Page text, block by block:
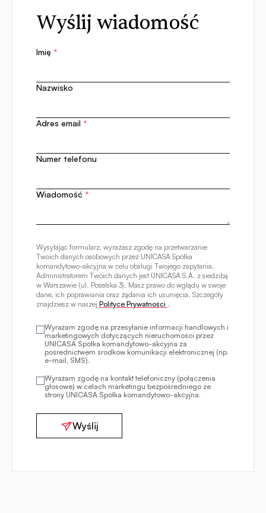
Wyślij wiadomość
Imię *
Nazwisko
Adres email *
Numer telefonu
Wiadomość *
Wysyłając formularz, wyrażasz zgodę na przetwarzanie
Twoich danych osobowych przez UNICASA Spółka
komandytowo-akcyjna w celu obsługi Twojego zapytania.
Administratorem Twoich danych jest UNICASA S.A. z siedzibą
w Warszawie (ul. Poselska 3). Masz prawo do wglądu w swoje
dane, ich poprawiania oraz żądania ich usunięcia. Szczegóły
znajdziesz w naszej Polityce Prywatności .
Wyrażam zgodę na przesyłanie informacji handlowych i
marketingowych dotyczących nieruchomości przez
UNICASA Spółka komandytowo-akcyjna za
pośrednictwem środków komunikacji elektronicznej (np.
e-mail, SMS).
Wyrażam zgodę na kontakt telefoniczny (połączenia
głosowe) w celach marketingu bezpośredniego ze
strony UNICASA Spółka komandytowo-akcyjna.
Wyślij